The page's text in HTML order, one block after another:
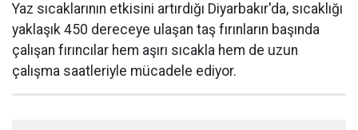
Yaz sıcaklarının etkisini artırdığı Diyarbakır'da, sıcaklığı
yaklaşık 450 dereceye ulaşan taş fırınların başında
çalışan fırıncılar hem aşırı sıcakla hem de uzun
çalışma saatleriyle mücadele ediyor.